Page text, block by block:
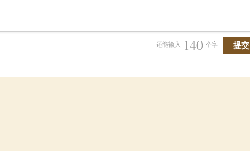
还能输入 140 个字 提交